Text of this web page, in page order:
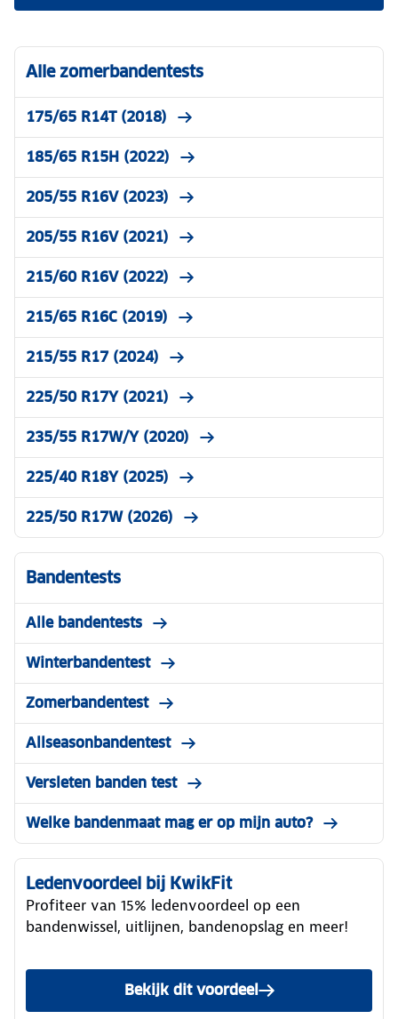
Alle zomerbandentests
175/65 R14T (2018)
185/65 R15H (2022)
205/55 R16V (2023)
205/55 R16V (2021)
215/60 R16V (2022)
215/65 R16C (2019)
215/55 R17 (2024)
225/50 R17Y (2021)
235/55 R17W/Y (2020)
225/40 R18Y (2025)
225/50 R17W (2026)
Bandentests
Alle bandentests
Winterbandentest
Zomerbandentest
Allseasonbandentest
Versleten banden test
Welke bandenmaat mag er op mijn auto?
Ledenvoordeel bij KwikFit
Profiteer van 15% ledenvoordeel op een
bandenwissel, uitlijnen, bandenopslag en meer!
Bekijk dit voordeel